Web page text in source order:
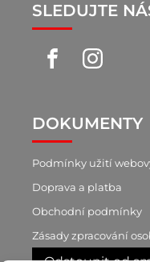
SLEDUJTE
DOKUMENTY
Podmínky užití
Doprava a platba
Obchodní podmínky
Zásady zpracování